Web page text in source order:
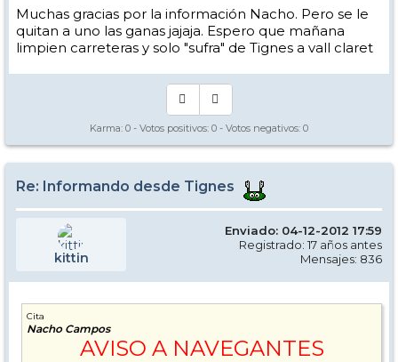
Muchas gracias por la información Nacho. Pero se le
quitan a uno las ganas jajaja. Espero que mañana
limpien carreteras y solo "sufra" de Tignes a vall claret
Karma: 0 - Votos positivos: 0 - Votos negativos: 0
Re: Informando desde Tignes
kittin
Enviado: 04-12-2012 17:59
Registrado: 17 años antes
Mensajes: 836
Cita
Nacho Campos
AVISO A NAVEGANTES